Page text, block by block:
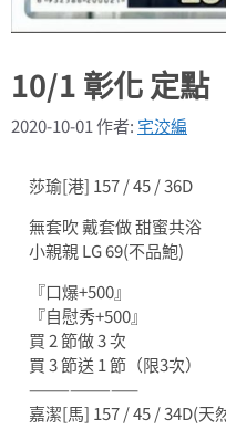
10/1 彰化 定點
2020-10-01作者: 宅洨編
莎瑜[港] 157 / 45 / 36D
無套吹 戴套做 甜蜜共浴
小親親 LG 69(不品鮑)
『口爆+500』
『自慰秀+500』
買 2 節做 3 次
買 3 節送 1 節（限3次）
————————
嘉潔[馬] 157 / 45 / 34D(天